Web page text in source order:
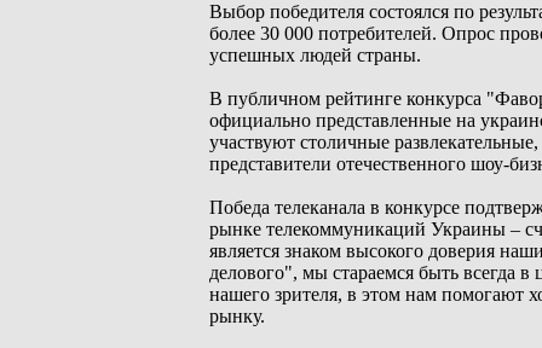
Выбор победителя состоялся по
более 30 000 потребителей. Опрос
успешных людей страны.
В публичном рейтинге конкурса
официально представленные на
участвуют столичные
представители отечественного шоу-
Победа телеканала в конкурсе
рынке телекоммуникаций Украины –
является знаком высокого доверия
делового", мы стараемся быть всегда
нашего зрителя, в этом нам помогают
рынку.